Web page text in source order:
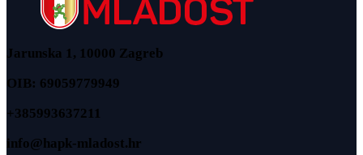
Jarunska 1, 10000 Zagreb
OIB: 69059779949
+385993637211
info@hapk-mladost.hr